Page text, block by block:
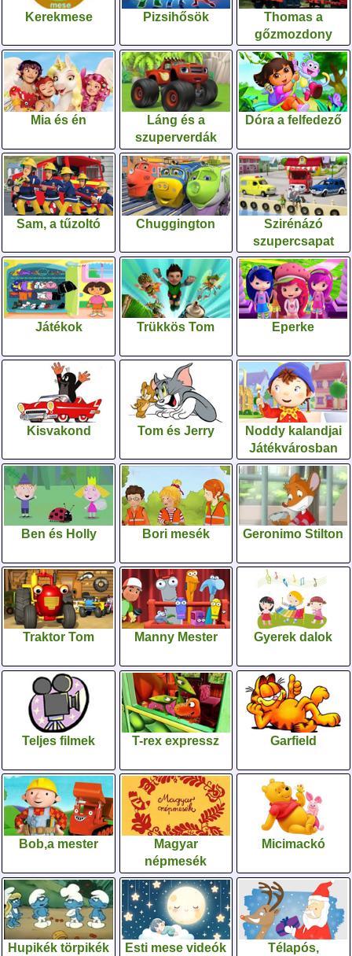
Kerekmese Pizsihősök
Thomas a
gőzmozdony
Mia és én
Láng és a
szuperverdák
Dóra a felfedező
Sam, a tűzoltó Chuggington
Szirénázó
szupercsapat
Játékok Trükkös Tom Eperke
Kisvakond Tom és Jerry
Noddy kalandjai
Játékvárosban
Ben és Holly Bori mesék Geronimo Stilton
Traktor Tom Manny Mester Gyerek dalok
Teljes filmek T-rex expressz Garfield
Bob,a mester
Magyar
népmesék
Micimackó
Hupikék törpikék Esti mese videók Télapós,